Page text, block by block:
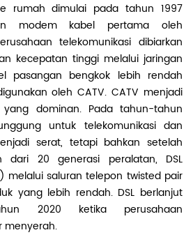
rumah dimulai pada tahun 1997
modem kabel pertama oleh
telekomunikasi dibiarkan
kecepatan tinggi melalui jaringan
pasangan bengkok lebih rendah
oleh CATV. CATV menjadi
dominan. Pada tahun-tahun
untuk telekomunikasi dan
serat, tetapi bahkan setelah
dari 20 generasi peralatan, DSL
melalui saluran telepon twisted pair
yang lebih rendah. DSL berlanjut
2020 ketika perusahaan
menyerah.